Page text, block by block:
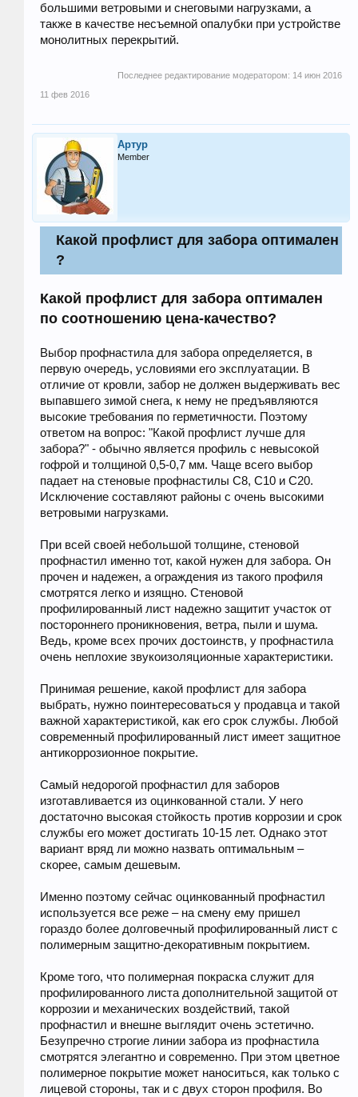
большими ветровыми и снеговыми нагрузками, а
также в качестве несъемной опалубки при устройстве
монолитных перекрытий.
Последнее редактирование модератором: 14 июн 2016
11 фев 2016
Артур
Member
Какой профлист для забора оптимален
?
Какой профлист для забора оптимален
по соотношению цена-качество?
Выбор профнастила для забора определяется, в
первую очередь, условиями его эксплуатации. В
отличие от кровли, забор не должен выдерживать вес
выпавшего зимой снега, к нему не предъявляются
высокие требования по герметичности. Поэтому
ответом на вопрос: "Какой профлист лучше для
забора?" - обычно является профиль с невысокой
гофрой и толщиной 0,5-0,7 мм. Чаще всего выбор
падает на стеновые профнастилы С8, С10 и С20.
Исключение составляют районы с очень высокими
ветровыми нагрузками.
При всей своей небольшой толщине, стеновой
профнастил именно тот, какой нужен для забора. Он
прочен и надежен, а ограждения из такого профиля
смотрятся легко и изящно. Стеновой
профилированный лист надежно защитит участок от
постороннего проникновения, ветра, пыли и шума.
Ведь, кроме всех прочих достоинств, у профнастила
очень неплохие звукоизоляционные характеристики.
Принимая решение, какой профлист для забора
выбрать, нужно поинтересоваться у продавца и такой
важной характеристикой, как его срок службы. Любой
современный профилированный лист имеет защитное
антикоррозионное покрытие.
Самый недорогой профнастил для заборов
изготавливается из оцинкованной стали. У него
достаточно высокая стойкость против коррозии и срок
службы его может достигать 10-15 лет. Однако этот
вариант вряд ли можно назвать оптимальным –
скорее, самым дешевым.
Именно поэтому сейчас оцинкованный профнастил
используется все реже – на смену ему пришел
гораздо более долговечный профилированный лист с
полимерным защитно-декоративным покрытием.
Кроме того, что полимерная покраска служит для
профилированного листа дополнительной защитой от
коррозии и механических воздействий, такой
профнастил и внешне выглядит очень эстетично.
Безупречно строгие линии забора из профнастила
смотрятся элегантно и современно. При этом цветное
полимерное покрытие может наноситься, как только с
лицевой стороны, так и с двух сторон профиля. Во